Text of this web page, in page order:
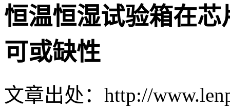
恒温恒湿试验箱在
可或缺性
文章出处：http://